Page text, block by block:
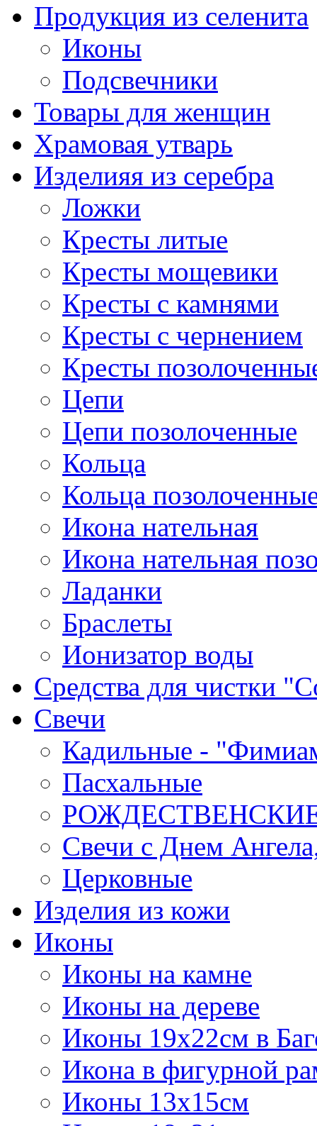
Продукция из селенита
Иконы
Подсвечники
Товары для женщин
Храмовая утварь
Изделияя из серебра
Ложки
Кресты литые
Кресты мощевики
Кресты с камнями
Кресты с чернением
Кресты
Цепи
Цепи позолоченные
Кольца
Кольца
Икона нательная
Икона нательная
Ладанки
Браслеты
Ионизатор воды
Средства для чистки
Cвечи
Кадильные -
Пасхальные
Свечи с Днем
Церковные
Изделия из кожи
Иконы
Иконы на камне
Иконы на дереве
Иконы 19х22см в
Икона в фигурной
Иконы 13х15см